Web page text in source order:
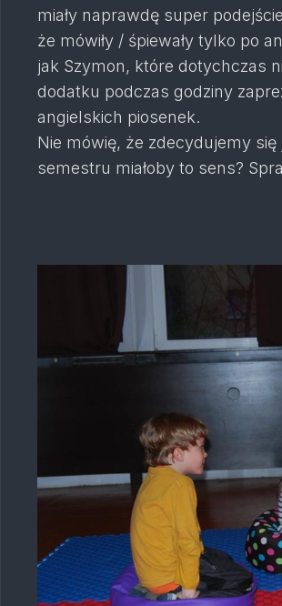
miały naprawdę super
że mówiły / śpiewały tylko po
jak Szymon, które dotychczas
dodatku podczas godziny
angielskich piosenek.
Nie mówię, że zdecydujemy
semestru miałoby to sens?